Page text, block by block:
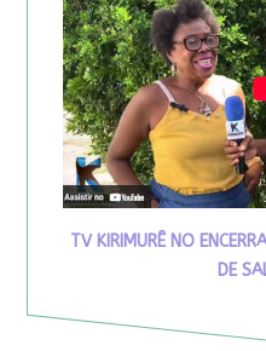
TV KIRIMURÊ NO
DE